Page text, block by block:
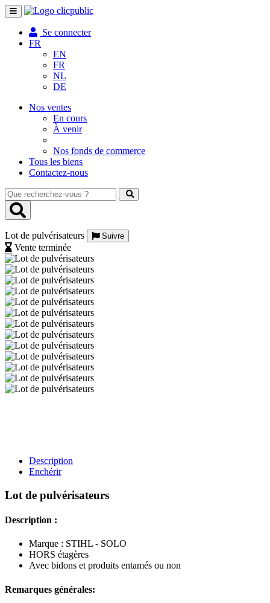
Toggle
navigation
Se connecter
FR
EN
FR
NL
DE
Nos ventes
En cours
À venir
Nos fonds de commerce
Tous les biens
Contactez-nous
Que
recherchez-
vous
Lot de pulvérisateurs
Suivre
Vente terminée
Description
Enchérir
Lot de pulvérisateurs
Description :
Marque : STIHL - SOLO
HORS étagères
Avec bidons et produits entamés ou non
Remarques générales: